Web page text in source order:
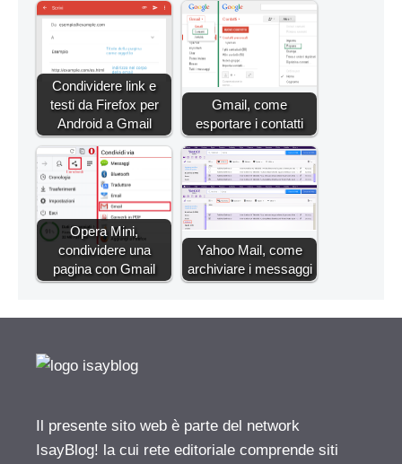
Condividere link e
testi da Firefox per
Android a Gmail
Gmail, come
esportare i contatti
Opera Mini,
condividere una
pagina con Gmail
Yahoo Mail, come
archiviare i messaggi
Il presente sito web è parte del network
IsayBlog! la cui rete editoriale comprende siti